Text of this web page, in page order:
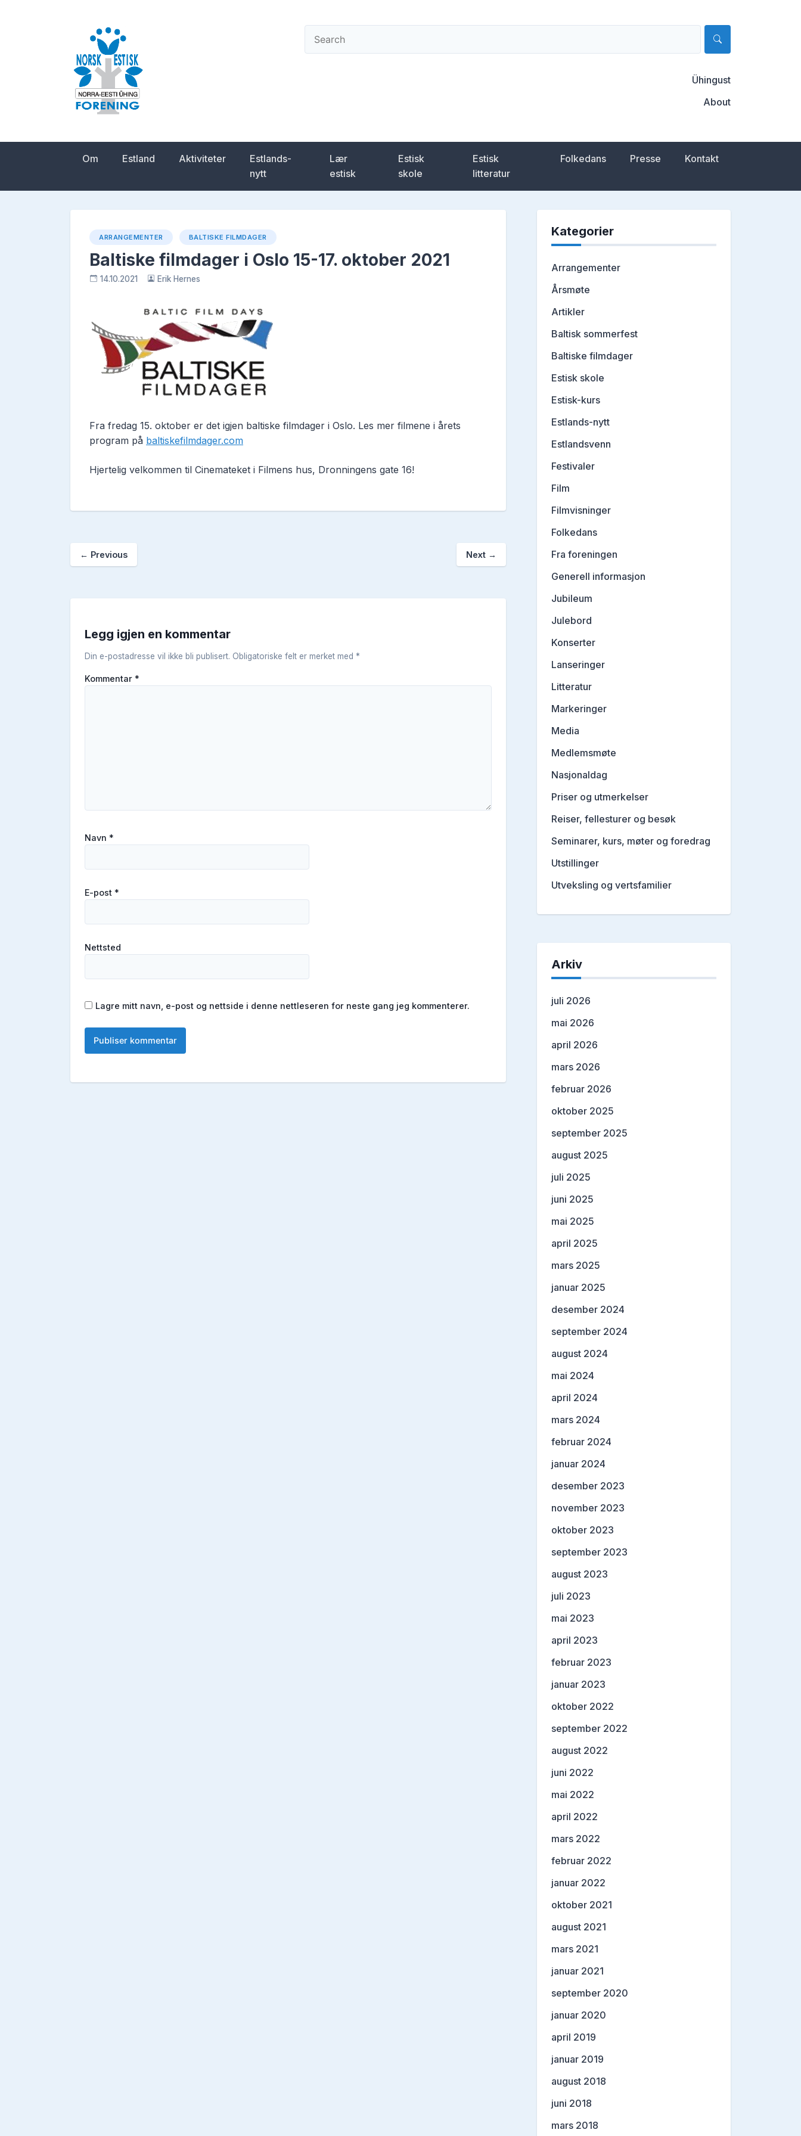
Norsk-estisk forening
Ühingust
About
Om Estland Aktiviteter
Estlands-
nytt
Lær
estisk
Estisk
skole
Estisk
litteratur
Folkedans Presse Kontakt
ARRANGEMENTER BALTISKE FILMDAGER
Baltiske filmdager i Oslo 15-17. oktober 2021
14.10.2021 Erik Hernes
Fra fredag 15. oktober er det igjen baltiske filmdager i Oslo. Les mer filmene i årets
program på baltiskefilmdager.com
Hjertelig velkommen til Cinemateket i Filmens hus, Dronningens gate 16!
← Previous Next →
Legg igjen en kommentar
Din e-postadresse vil ikke bli publisert. Obligatoriske felt er merket med *
Kommentar *
Navn *
E-post *
Nettsted
Lagre mitt navn, e-post og nettside i denne nettleseren for neste gang jeg kommenterer.
Kategorier
Arrangementer
Årsmøte
Artikler
Baltisk sommerfest
Baltiske filmdager
Estisk skole
Estisk-kurs
Estlands-nytt
Estlandsvenn
Festivaler
Film
Filmvisninger
Folkedans
Fra foreningen
Generell informasjon
Jubileum
Julebord
Konserter
Lanseringer
Litteratur
Markeringer
Media
Medlemsmøte
Nasjonaldag
Priser og utmerkelser
Reiser, fellesturer og besøk
Seminarer, kurs, møter og foredrag
Utstillinger
Utveksling og vertsfamilier
Arkiv
juli 2026
mai 2026
april 2026
mars 2026
februar 2026
oktober 2025
september 2025
august 2025
juli 2025
juni 2025
mai 2025
april 2025
mars 2025
januar 2025
desember 2024
september 2024
august 2024
mai 2024
april 2024
mars 2024
februar 2024
januar 2024
desember 2023
november 2023
oktober 2023
september 2023
august 2023
juli 2023
mai 2023
april 2023
februar 2023
januar 2023
oktober 2022
september 2022
august 2022
juni 2022
mai 2022
april 2022
mars 2022
februar 2022
januar 2022
oktober 2021
august 2021
mars 2021
januar 2021
september 2020
januar 2020
april 2019
januar 2019
august 2018
juni 2018
mars 2018